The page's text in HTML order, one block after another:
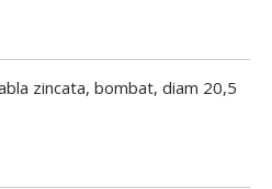
zincata, bombat, diam 20,5